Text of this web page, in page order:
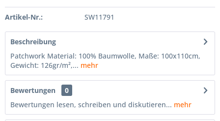
Artikel-Nr.: SW11791
Beschreibung
Patchwork Material: 100% Baumwolle, Maße: 100x110cm,
Gewicht: 126gr/m²,... mehr
Bewertungen
0
Bewertungen lesen, schreiben und diskutieren... mehr